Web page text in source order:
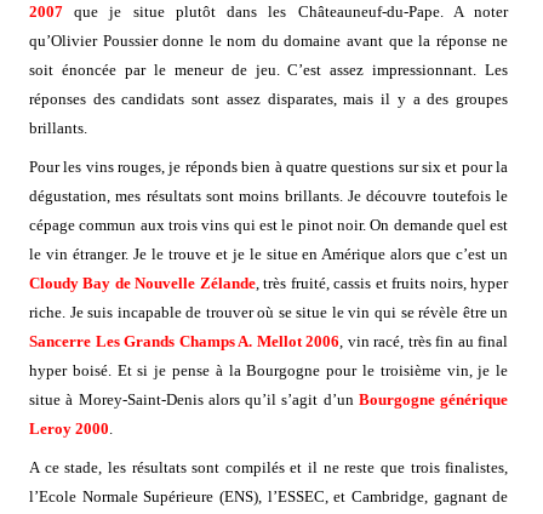
2007 que je situe plutôt dans les Châteauneuf-du-Pape. A noter
qu’Olivier Poussier donne le nom du domaine avant que la réponse ne
soit énoncée par le meneur de jeu. C’est assez impressionnant. Les
réponses des candidats sont assez disparates, mais il y a des groupes
brillants.
Pour les vins rouges, je réponds bien à quatre questions sur six et pour la
dégustation, mes résultats sont moins brillants. Je découvre toutefois le
cépage commun aux trois vins qui est le pinot noir. On demande quel est
le vin étranger. Je le trouve et je le situe en Amérique alors que c’est un
Cloudy Bay de Nouvelle Zélande, très fruité, cassis et fruits noirs, hyper
riche. Je suis incapable de trouver où se situe le vin qui se révèle être un
Sancerre Les Grands Champs A. Mellot 2006 , vin racé, très fin au final
hyper boisé. Et si je pense à la Bourgogne pour le troisième vin, je le
situe à Morey-Saint-Denis alors qu’il s’agit d’un Bourgogne générique
Leroy 2000
A ce stade, les résultats sont compilés et il ne reste que trois finalistes,
l’Ecole Normale Supérieure (ENS), l’ESSEC, et Cambridge, gagnant de